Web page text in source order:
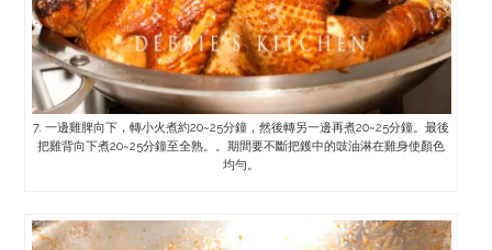
7. 一邊雞脾向下，轉小火煮約20~25分鐘，然後轉另一邊再煮20~25分鐘。最後
把雞背向下煮20~25分鐘至全熟。。期間要不斷把鑊中的豉油淋在雞身使顏色
均勻。